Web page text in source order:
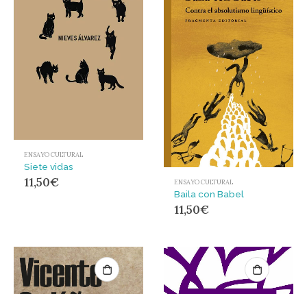
ENSAYO CULTURAL
Siete vidas
11,50€ ENSAYO CULTURAL
Baila con Babel
11,50€